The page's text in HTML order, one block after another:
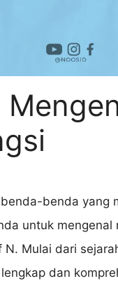
benda yang
untuk
Mulai dari
dan